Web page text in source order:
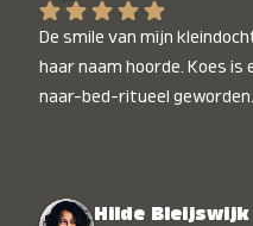
De smile van mijn
haar naam hoorde. Koes
naar-bed-ritueel geworden.
Hilde Bleijswijk